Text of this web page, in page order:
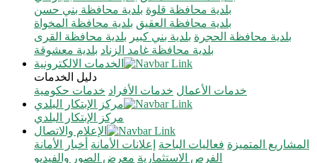
بلدية محافظة بني حسن بلدية محافظة قلوة
بلدية محافظة المخواة بلدية محافظة العقيق
بلدية محافظة القرى بلدية بني كبير بلدية محافظة الحجرة
بلدية معشوقة بلدية محافظة غامد الزناد
الخدمات الالكترونية
دليل الخدمات
خدمات حكومية خدمات الأفراد خدمات الأعمال
مركز الإبتكار البلدي
مركز الإبتكار البلدي
الإعلام والاتصال
أخبار الأمانة إعلانات الأمانة فعاليات الباحة المشاريع المتميزة
معرض الصور والفيديو الفرص الاستثمارية